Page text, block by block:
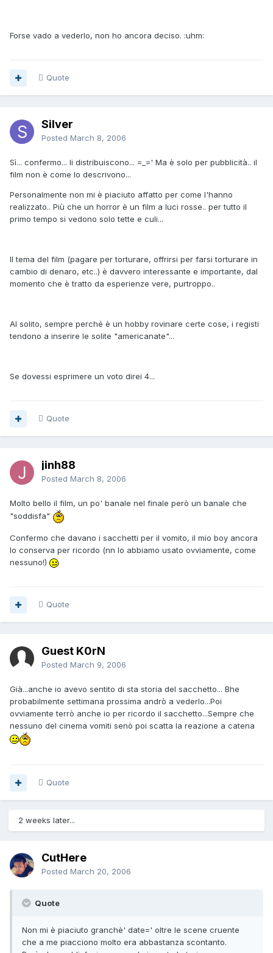
Forse vado a vederlo, non ho ancora deciso. :uhm:
Quote
Silver
Posted March 8, 2006
Sì... confermo... li distribuiscono... =_=' Ma è solo per pubblicità.. il
film non è come lo descrivono...
Personalmente non mi è piaciuto affatto per come l'hanno
realizzato.. Più che un horror è un film a luci rosse.. per tutto il
primo tempo si vedono solo tette e culi...
Il tema del film (pagare per torturare, offrirsi per farsi torturare in
cambio di denaro, etc..) è davvero interessante e importante, dal
momento che è tratto da esperienze vere, purtroppo..
Al solito, sempre perché è un hobby rovinare certe cose, i registi
tendono a inserire le solite "americanate"...
Se dovessi esprimere un voto direi 4...
Quote
jinh88
Posted March 8, 2006
Molto bello il film, un po' banale nel finale però un banale che
"soddisfa"
Confermo che davano i sacchetti per il vomito, il mio boy ancora
lo conserva per ricordo (nn lo abbiamo usato ovviamente, come
nessuno!)
Quote
Guest K0rN
Posted March 9, 2006
Già...anche io avevo sentito di sta storia del sacchetto... Bhe
probabilmente settimana prossima andrò a vederlo...Poi
ovviamente terrò anche io per ricordo il sacchetto...Sempre che
nessuno del cinema vomiti senò poi scatta la reazione a catena
Quote
2 weeks later...
CutHere
Posted March 20, 2006
Quote
Non mi è piaciuto granchè' date=' oltre le scene cruente
che a me piacciono molto era abbastanza scontanto.